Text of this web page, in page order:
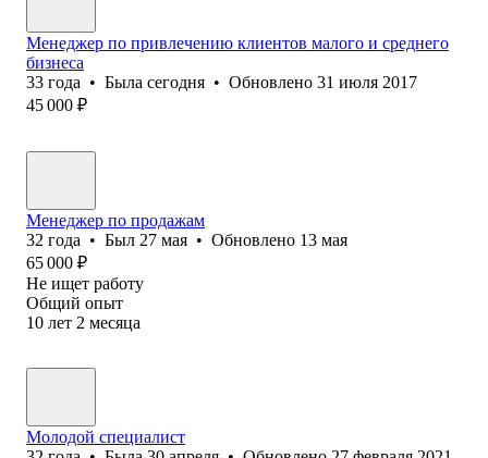
Менеджер по привлечению клиентов малого и среднего
бизнеса
33 года • Была сегодня • Обновлено 31 июля 2017
45 000 ₽
Менеджер по продажам
32 года • Был 27 мая • Обновлено 13 мая
65 000 ₽
Не ищет работу
Общий опыт
10 лет 2 месяца
Молодой специалист